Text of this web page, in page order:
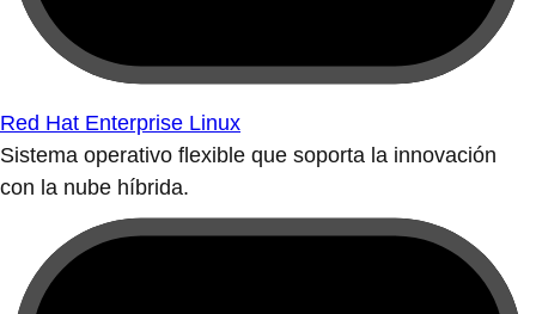
Red Hat Enterprise Linux
Sistema operativo flexible que soporta la innovación
con la nube híbrida.